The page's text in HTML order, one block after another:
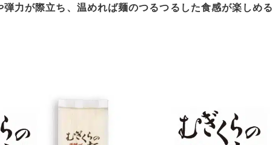
力が際立ち、温めれば麺のつるつるした食感が楽しめ